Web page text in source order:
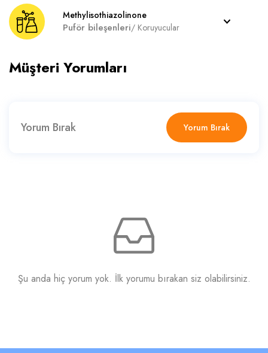
Methylisothiazolinone
Puför bileşenleri/ Koruyucular
Müşteri Yorumları
Yorum Bırak Yorum Bırak
Şu anda hiç yorum yok. İlk yorumu bırakan siz olabilirsiniz.